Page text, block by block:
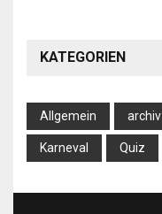
KATEGORIEN
Allgemein archiv
Karneval Quiz